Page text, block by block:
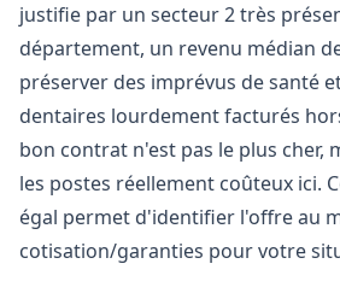
justifie par un secteur 2 très
département, un revenu médian
préserver des imprévus de santé
dentaires lourdement facturés
bon contrat n'est pas le plus cher,
les postes réellement coûteux ici.
égal permet d'identifier l'offre au
cotisation/garanties pour votre